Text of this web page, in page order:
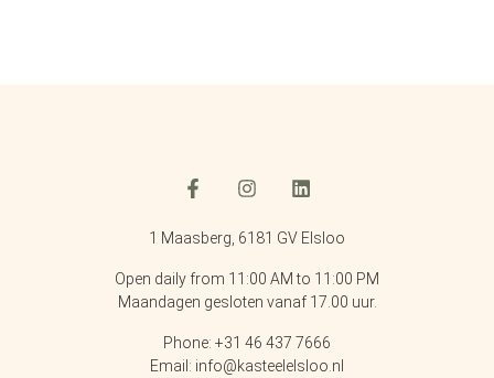
1 Maasberg, 6181 GV Elsloo
Open daily from 11:00 AM to 11:00 PM
Maandagen gesloten vanaf 17.00 uur.
Phone: +31 46 437 7666
Email: info@kasteelelsloo.nl